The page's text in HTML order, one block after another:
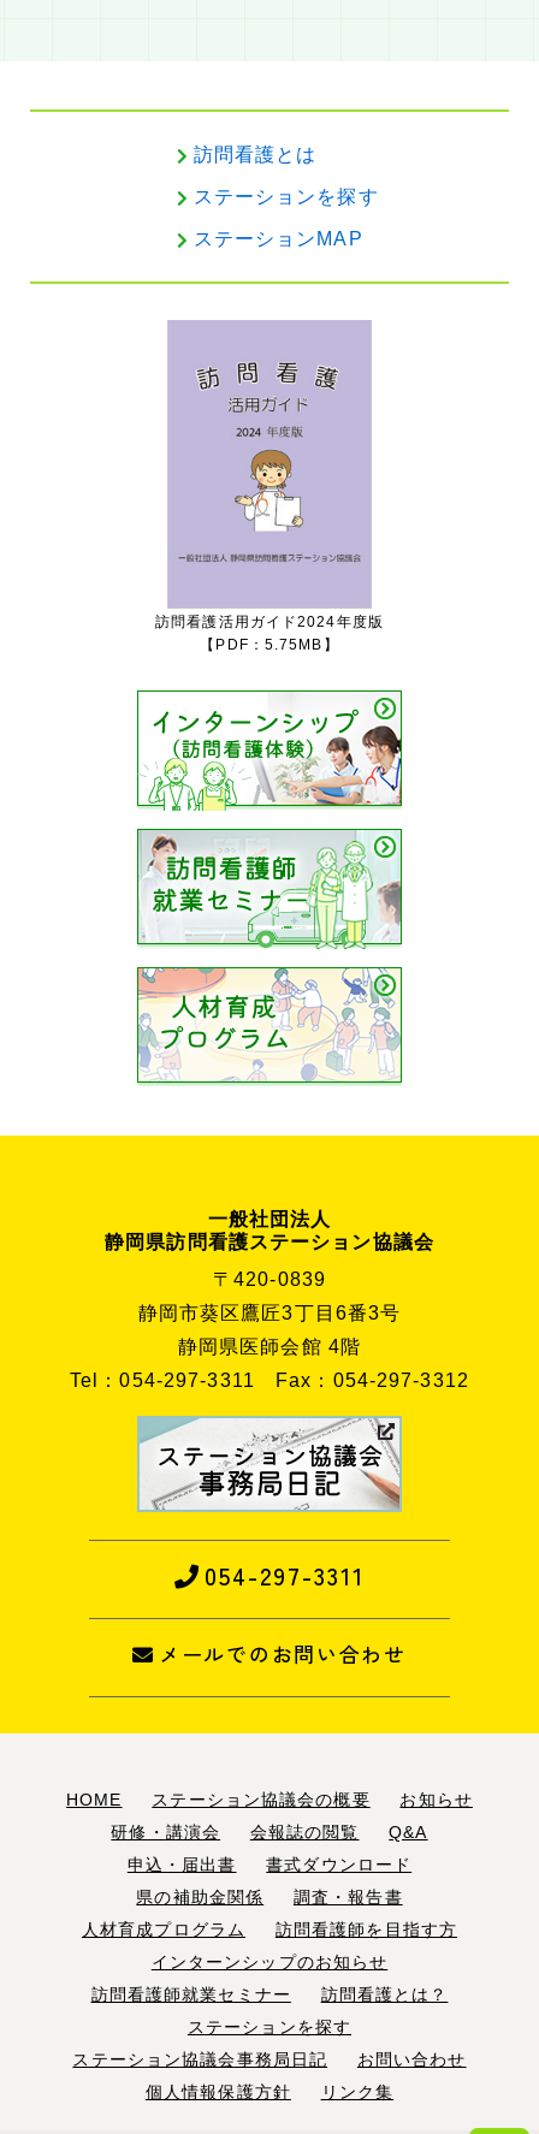
訪問看護とは
ステーションを探す
ステーションMAP
訪問看護活用ガイド2024年度版
【PDF：5.75MB】
一般社団法人
静岡県訪問看護ステーション協議会
〒420-0839
静岡市葵区鷹匠3丁目6番3号
静岡県医師会館 4階
Tel：054-297-3311
Fax：054-297-3312
054-297-3311
メールでのお問い合わせ
HOME ステーション協議会の概要
お知らせ
研修・講演会
会報誌の閲覧
Q&A
申込・届出書
書式ダウンロード
県の補助金関係
調査・報告書
人材育成プログラム
訪問看護師を目指す方
インターンシップのお知らせ
訪問看護師就業セミナー
訪問看護とは？
ステーションを探す
ステーション協議会事務局日記
お問い合わせ
個人情報保護方針
リンク集